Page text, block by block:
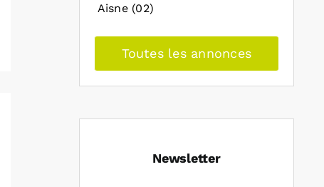
Aisne (02)
Toutes les annonces
Newsletter